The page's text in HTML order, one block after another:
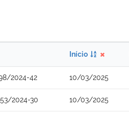
Início
2024-42 10/03/2025
2024-30 10/03/2025